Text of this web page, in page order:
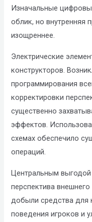
Изначальные
облик, но внутренняя
изощреннее.
Электрические
конструкторов.
программирования
корректировки
существенно
эффектов.
схемах обеспечило
операций.
Центральным выгодой
перспектива
добыли средства для
поведения игроков и